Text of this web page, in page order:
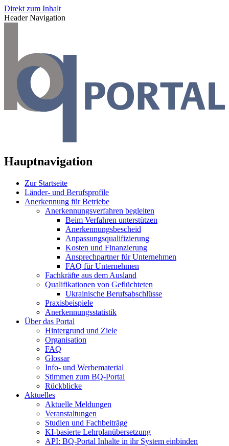
Direkt zum Inhalt
Header Navigation
Hauptnavigation
Zur Startseite
Länder- und Berufsprofile
Anerkennung für Betriebe
Anerkennungsverfahren begleiten
Beim Verfahren unterstützen
Anerkennungsbescheid
Anpassungsqualifizierung
Kosten und Finanzierung
Ansprechpartner für Unternehmen
FAQ für Unternehmen
Fachkräfte aus dem Ausland
Qualifikationen von Geflüchteten
Ukrainische Berufsabschlüsse
Praxisbeispiele
Anerkennungsstatistik
Über das Portal
Hintergrund und Ziele
Organisation
FAQ
Glossar
Info- und Werbematerial
Stimmen zum BQ-Portal
Rückblicke
Aktuelles
Aktuelle Meldungen
Veranstaltungen
Studien und Fachbeiträge
KI-basierte Lehrplanübersetzung
API: BQ-Portal Inhalte in ihr System einbinden